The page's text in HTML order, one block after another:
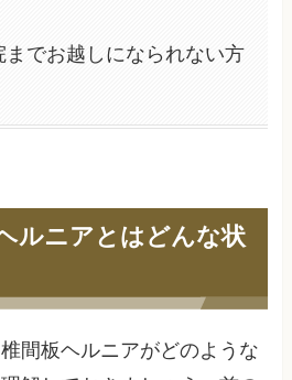
までお越しになられない方
ルニアとはどんな状
間板ヘルニアがどのような